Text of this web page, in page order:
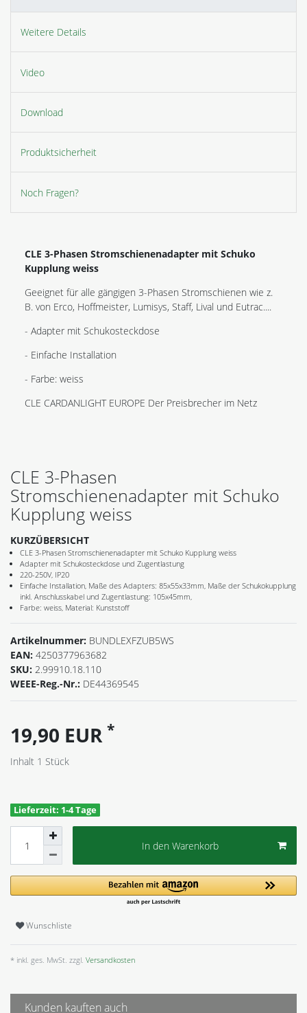
Weitere Details
Video
Download
Produktsicherheit
Noch Fragen?
CLE 3-Phasen Stromschienenadapter mit Schuko
Kupplung weiss
Geeignet für alle gängigen 3-Phasen Stromschienen wie z.
B. von Erco, Hoffmeister, Lumisys, Staff, Lival und Eutrac....
- Adapter mit Schukosteckdose
- Einfache Installation
- Farbe: weiss
CLE CARDANLIGHT EUROPE Der Preisbrecher im Netz
CLE 3-Phasen
Stromschienenadapter mit Schuko
Kupplung weiss
KURZÜBERSICHT
CLE 3-Phasen Stromschienenadapter mit Schuko Kupplung weiss
Adapter mit Schukosteckdose und Zugentlastung
220-250V, IP20
Einfache Installation, Maße des Adapters: 85x55x33mm, Maße der Schukokupplung
inkl. Anschlusskabel und Zugentlastung: 105x45mm,
Farbe: weiss, Material: Kunststoff
Artikelnummer: BUNDLEXFZUB5WS
EAN: 4250377963682
SKU: 2.99910.18.110
WEEE-Reg.-Nr.: DE44369545
19,90 EUR *
Inhalt 1 Stück
Lieferzeit: 1-4 Tage
In den Warenkorb
Wunschliste
* inkl. ges. MwSt. zzgl. Versandkosten
Kunden kauften auch